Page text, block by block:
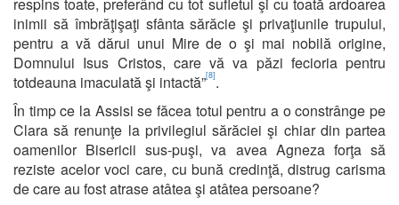
inimii să îmbrăţişaţi sfânta sărăcie şi privaţiunile trupului,
pentru a vă dărui unui Mire de o şi mai nobilă origine,
Domnului Isus Cristos, care vă va păzi fecioria pentru
totdeauna imaculată şi intactă”[8].
În timp ce la Assisi se făcea totul pentru a o constrânge pe
Clara să renunţe la privilegiul sărăciei şi chiar din partea
oamenilor Bisericii sus-puşi, va avea Agneza forţa să
reziste acelor voci care, cu bună credinţă, distrug carisma
de care au fost atrase atâtea şi atâtea persoane?